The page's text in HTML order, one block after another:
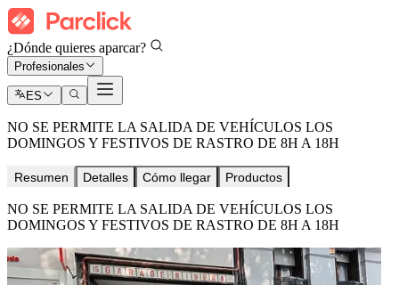
¿Dónde quieres aparcar?
Profesionales
ES
NO SE PERMITE LA SALIDA DE VEHÍCULOS LOS
DOMINGOS Y FESTIVOS DE RASTRO DE 8H A 18H
Resumen Detalles Cómo llegar Productos
NO SE PERMITE LA SALIDA DE VEHÍCULOS LOS
DOMINGOS Y FESTIVOS DE RASTRO DE 8H A 18H